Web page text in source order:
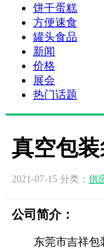
饼干蛋糕
方便速食
罐头食品
新闻
价格
展会
热门话题
真空包
2021-07-15 分类： 供
公司简介：
东莞市吉祥包